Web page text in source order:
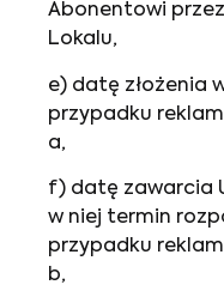
Abonentowi
Lokalu,
e) datę złożenia
przypadku
a,
f) datę zawarcia
w niej termin
przypadku
b,